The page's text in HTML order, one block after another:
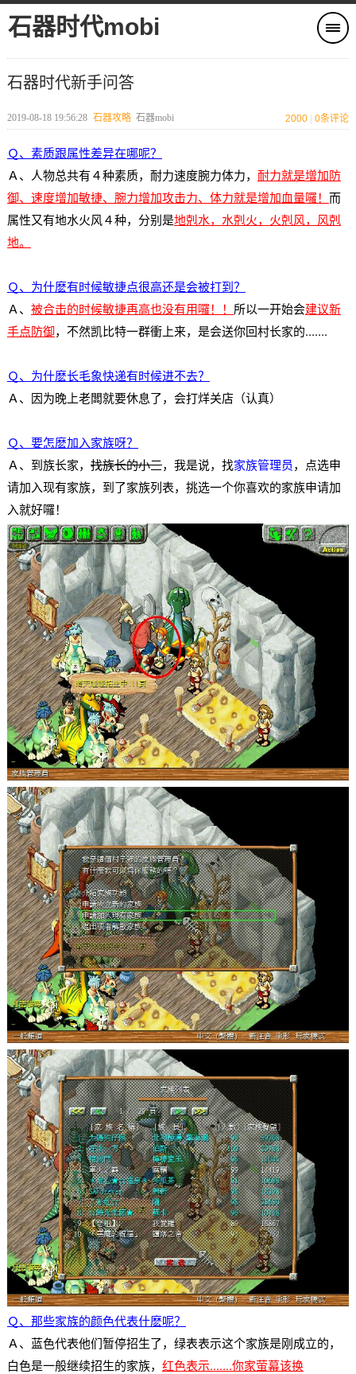
石器时代mobi
石器时代新手问答
2019-08-18 19:56:28 石器攻略 石器mobi 2000 0条评论
Ｑ、素质跟属性差异在哪呢？
Ａ、人物总共有４种素质，耐力速度腕力体力， 耐力就是增加防
御、速度增加敏捷、腕力增加攻击力、体力就是增加血量囉！ 而
属性又有地水火风４种，分别是地剋水，水剋火，火剋风，风剋
地。
Ｑ、为什麽有时候敏捷点很高还是会被打到？
Ａ、 被合击的时候敏捷再高也没有用囉！！ 所以一开始会建议新
手点防御，不然凯比特一群衝上来，是会送你回村长家的.......
Ｑ、为什麽长毛象快递有时候进不去？
Ａ、因为晚上老闆就要休息了，会打烊关店（认真）
Ｑ、要怎麽加入家族呀？
Ａ、到族长家， 找族长的小三，我是说，找家族管理员，点选申
请加入现有家族，到了家族列表，挑选一个你喜欢的家族申请加
入就好囉！
Ｑ、那些家族的颜色代表什麽呢？
Ａ、蓝色代表他们暂停招生了，绿表表示这个家族是刚成立的，
白色是一般继续招生的家族， 红色表示.......你家萤幕该换